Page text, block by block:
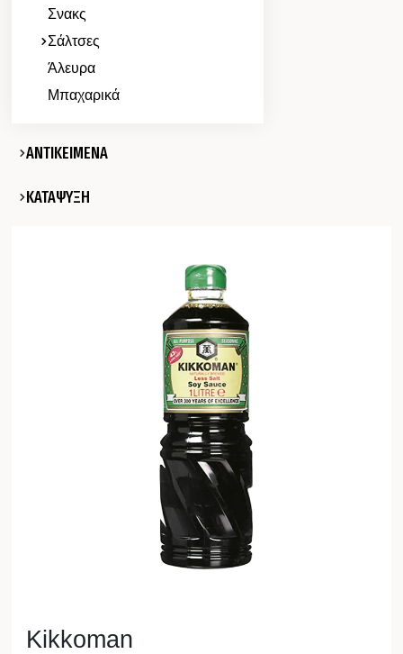
Σνακς
Σάλτσες
Άλευρα
Μπαχαρικά
ΑΝΤΙΚΕΙΜΕΝΑ
ΚΑΤΑΨΥΞΗ
Kikkoman